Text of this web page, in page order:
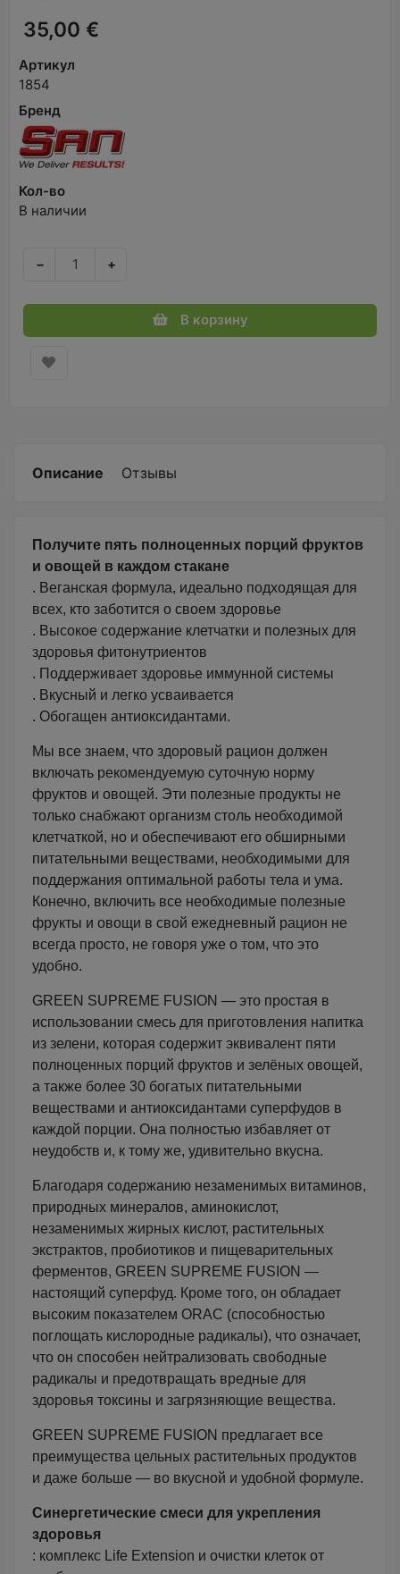
35,00 €
Артикул
1854
Бренд
Кол-во
В наличии
− +
В корзину
Описание Отзывы
Получите пять полноценных порций фруктов
и овощей в каждом стакане
. Веганская формула, идеально подходящая для
всех, кто заботится о своем здоровье
. Высокое содержание клетчатки и полезных для
здоровья фитонутриентов
. Поддерживает здоровье иммунной системы
. Вкусный и легко усваивается
. Обогащен антиоксидантами.
Мы все знаем, что здоровый рацион должен
включать рекомендуемую суточную норму
фруктов и овощей. Эти полезные продукты не
только снабжают организм столь необходимой
клетчаткой, но и обеспечивают его обширными
питательными веществами, необходимыми для
поддержания оптимальной работы тела и ума.
Конечно, включить все необходимые полезные
фрукты и овощи в свой ежедневный рацион не
всегда просто, не говоря уже о том, что это
удобно.
GREEN SUPREME FUSION — это простая в
использовании смесь для приготовления напитка
из зелени, которая содержит эквивалент пяти
полноценных порций фруктов и зелёных овощей,
а также более 30 богатых питательными
веществами и антиоксидантами суперфудов в
каждой порции. Она полностью избавляет от
неудобств и, к тому же, удивительно вкусна.
Благодаря содержанию незаменимых витаминов,
природных минералов, аминокислот,
незаменимых жирных кислот, растительных
экстрактов, пробиотиков и пищеварительных
ферментов, GREEN SUPREME FUSION —
настоящий суперфуд. Кроме того, он обладает
высоким показателем ORAC (способностью
поглощать кислородные радикалы), что означает,
что он способен нейтрализовать свободные
радикалы и предотвращать вредные для
здоровья токсины и загрязняющие вещества.
GREEN SUPREME FUSION предлагает все
преимущества цельных растительных продуктов
и даже больше — во вкусной и удобной формуле.
Синергетические смеси для укрепления
здоровья
: комплекс Life Extension и очистки клеток от